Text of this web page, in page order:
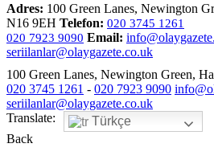
Adres: 100 Green Lanes, Newington
N16 9EH Telefon: 020 3745 1261
020 7923 9090 Email:
seriilanlar@olaygazete.co.uk
100 Green Lanes, Newington Green,
020 3745 1261 - 020 7923 9090
seriilanlar@olaygazete.co.uk
Translate:
Türkçe
Back